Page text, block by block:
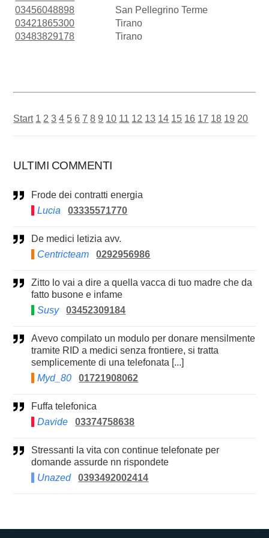
03456048898
San Pellegrino Terme
03421865300
Tirano
03483829178
Tirano
Start 1 2 3 4 5 6 7 8 9 10 11 12 13 14 15 16 17 18 19 20
ULTIMI COMMENTI
Frode dei contratti energia
Lucia
03335571770
De medici letizia avv.
Centricteam
0292956986
Zitto lo vai a dire a quella vacca di tuo madre che da
fatto busone e infame
Susy
03452309184
Avevo compilato un modulo per donare mensilmente
tramite RID a medici senza frontiere, si tratta
semplicemente di una telefonata [...]
Myd_80
01721908062
Fuffa telefonica
Davide
03374758638
Stressanti la vita con continue telefonate per
domande assurde nn rispondete
Unazed
0393492002414